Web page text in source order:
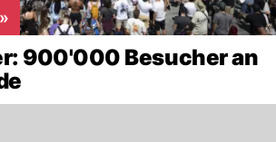
900'000 Besucher an